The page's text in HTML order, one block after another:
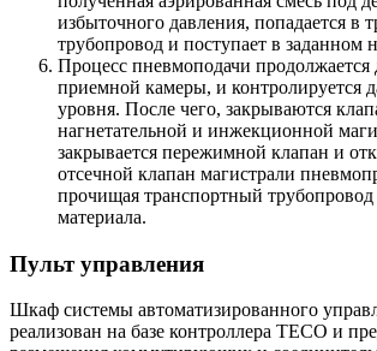
избыточного давления, попадается в
трубопровод и поступает в заданном
Процесс пневмоподачи
приемной камеры, и контролируется
уровня. После чего, закрываются
нагнетательной и инжекционной
закрывается пережимной клапан и
отсечной клапан магистрали
прочищая транспортный трубопровод
материала.
Пульт управления
Шкаф системы автоматизированного
реализован на базе контроллера TECO и